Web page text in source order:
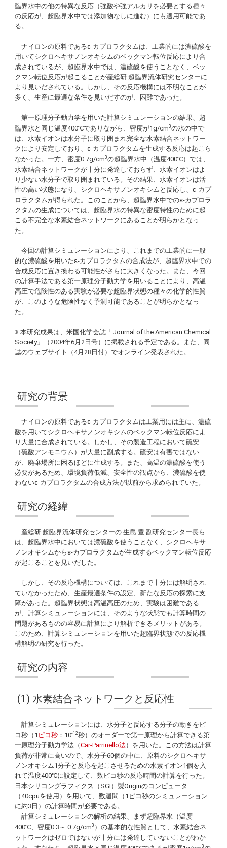
臨界水中の他の特異な反応（強酸や強アルカリを必要とする種々
の反応が、超臨界水中では添加物なしに進む）にも適用可能であ
る。
ナイロンの原料であるε-カプロラクタムは、工業的には濃硫酸を
用いてシクロヘキサノンオキシムのベックマン転位反応により合
成されているが、超臨界水中では、濃硫酸を使うことなく、ベッ
クマン転位反応が起こることが産総研 超臨界流体研究センターに
より見いだされている。しかし、その反応機構には不明なことが
多く、生産に最適な条件を見いだすのが、困難であった。
第一原理分子動力学を用いた計算シミュレーションの結果、超
臨界水と同じ温度400℃でありながら、密度が1g/cm3の水の中で
は、水素イオンは水分子に取り囲まれ完全な水素結合ネットワー
クにより安定しており、ε-カプロラクタムを生成する反応は起こら
なかった。一方、密度0.7g/cm3の超臨界水中（温度400℃）では、
水素結合ネットワークが十分に発達しておらず、水素イオンはよ
り少ない水分子で取り囲まれている。その結果、水素イオンは活
性の高い状態になり、シクロヘキサノンオキシムと反応し、ε-カプ
ロラクタムが得られた。このことから、超臨界水中でのε-カプロラ
クタムの生成については、超臨界水の特異な密度特性のために起
こる不完全な水素結合ネットワークにあることが明らかとなっ
た。
今回の計算シミュレーションにより、これまでの工業的に一般
的な濃硫酸を用いたε-カプロラクタムの合成法が、超臨界水中での
合成反応に置き換わる可能性がさらに大きくなった。また、今回
の計算手法である第一原理分子動力学を用いることにより、高温
高圧で危険性のある実験が必要な超臨界状態の種々の化学的性質
が、このような危険性なく予測可能であることが明らかとなっ
た。
※ 本研究成果は、米国化学会誌「 Journal of the American Chemical
Society」（2004年6月2日号）に掲載される予定である。また、同
誌のウェブサイト（4月28日付）でオンライン発表された。
研究の背景
ナイロンの原料であるε-カプロラクタムは工業用には主に、濃硫
酸を用いてシクロヘキサノンオキシムのベックマン転位反応によ
り大量に合成されている。しかし、その製造工程において硫安
（硫酸アンモニウム）が大量に副成する。硫安は有害ではない
が、廃棄場所に困るほどに生成する。また、高温の濃硫酸を使う
必要があるため、環境負荷低減、安全性の観点から、濃硫酸を使
わないε-カプロラクタムの合成方法が以前から求められていた。
研究の経緯
産総研 超臨界流体研究センターの 生島 豊 副研究センター長ら
は、超臨界水中においては濃硫酸を使うことなく、シクロヘキサ
ノンオキシムからε-カプロラクタムが生成するベックマン転位反応
が起こることを見いだした。
しかし、その反応機構については、これまで十分には解明され
ていなかったため、生産最適条件の設定、新たな反応の探索に支
障があった。超臨界状態は高温高圧のため、実験は困難である
が、計算シミュレーションには、そのような状態でも計算時間の
問題があるものの容易に計算により解析できるメリットがある。
このため、計算シミュレーションを用いた超臨界状態での反応機
構解明の研究を行った。
研究の内容
(1) 水素結合ネットワークと反応性
計算シミュレーションには、水分子と反応する分子の動きをピ
コ秒（1 ピコ秒 ：10-12秒）のオーダーで第一原理から計算できる第
一原理分子動力学法（Car-Parrinello法）を用いた。この方法は計算
負荷が非常に高いので、水分子60個の中に、原料のシクロヘキサ
ノンオキシム1分子と反応を起こさせるための水素イオン1個を入
れて温度400℃に設定して、数ピコ秒の反応時間の計算を行った。
日本シリコングラフィクス（SGI）製Originのコンピュータ
（40cpuを使用）を用いて、数週間（1ピコ秒のシミュレーション
に約3日）の計算時間が必要である。
計算シミュレーションの解析の結果、まず超臨界水（温度
400℃、密度0.3～ 0.7g/cm3 ）の基本的な性質として、水素結合ネ
ットワークはゼロではないが十分には発達していないことがわか
3